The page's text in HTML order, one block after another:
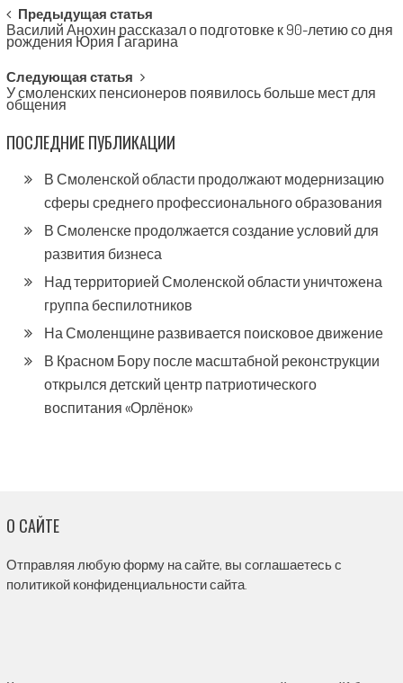
Post
navigation
Предыдущая статья
Василий Анохин рассказал о подготовке к 90-летию со дня
рождения Юрия Гагарина
Следующая статья
У смоленских пенсионеров появилось больше мест для
общения
ПОСЛЕДНИЕ ПУБЛИКАЦИИ
В Смоленской области продолжают модернизацию
сферы среднего профессионального образования
В Смоленске продолжается создание условий для
развития бизнеса
Над территорией Смоленской области уничтожена
группа беспилотников
На Смоленщине развивается поисковое движение
В Красном Бору после масштабной реконструкции
открылся детский центр патриотического
воспитания «Орлёнок»
О САЙТЕ
Отправляя любую форму на сайте, вы соглашаетесь с
политикой конфиденциальности сайта.